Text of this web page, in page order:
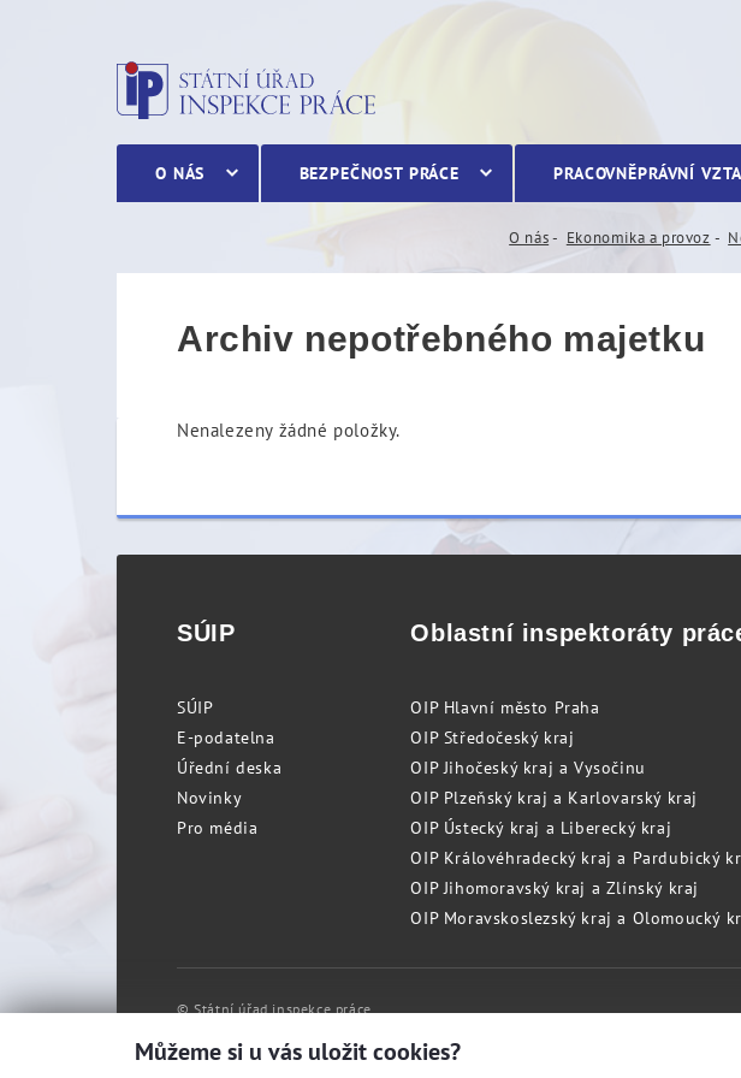
Archiv nepotřebného majetku
O NÁS BEZPEČNOST PRÁCE PRACOVNĚPRÁVNÍ
O nás Ekonomika a provoz
Archiv nepotřebného majetku
Nenalezeny žádné položky.
SÚIP
SÚIP
E-podatelna
Úřední deska
Novinky
Pro média
Oblastní inspektoráty
OIP Hlavní město Praha
OIP Středočeský kraj
OIP Jihočeský kraj a Vysočinu
OIP Plzeňský kraj a Karlovarský kraj
OIP Ústecký kraj a Liberecký kraj
OIP Královéhradecký kraj a Pardubický
OIP Jihomoravský kraj a Zlínský kraj
OIP Moravskoslezský kraj a Olomoucký
© Státní úřad inspekce práce
Můžeme si u vás uložit cookies?